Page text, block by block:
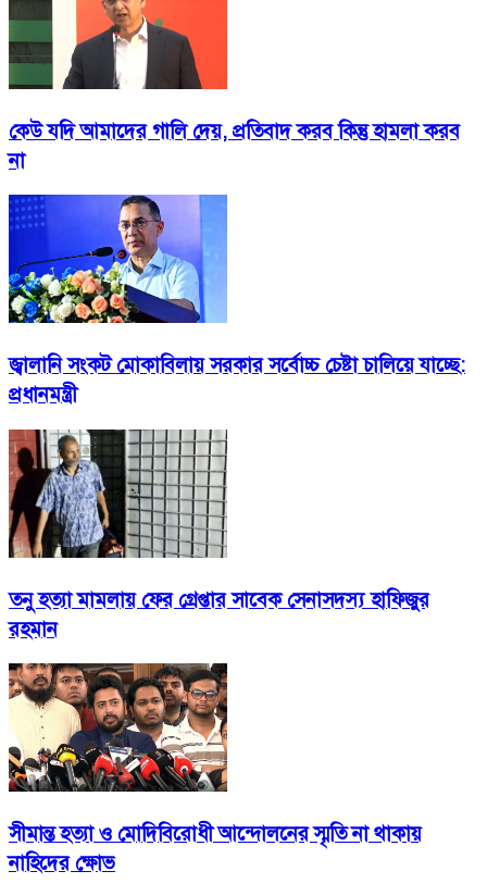
কেউ যদি আমাদের গালি দেয়, প্রতিবাদ করব কিন্তু হামলা করব
না
জ্বালানি সংকট মোকাবিলায় সরকার সর্বোচ্চ চেষ্টা চালিয়ে যাচ্ছে:
প্রধানমন্ত্রী
তনু হত্যা মামলায় ফের গ্রেপ্তার সাবেক সেনাসদস্য হাফিজুর
রহমান
সীমান্ত হত্যা ও মোদিবিরোধী আন্দোলনের স্মৃতি না থাকায়
নাহিদের ক্ষোভ